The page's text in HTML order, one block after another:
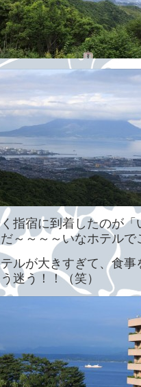
指宿に到着したのが
～～～～いなホテルで
ルが大きすぎて、食
迷う！！（笑）